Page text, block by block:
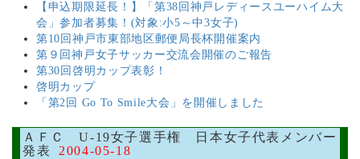
【申込期限延長！】「第38回神戸レディースユーハイム大
会」参加者募集！(対象:小5～中3女子)
第10回神戸市東部地区郵便局長杯開催案内
第９回神戸女子サッカー交流会開催のご報告
第30回啓明カップ表彰！
啓明カップ
「第2回 Go To Smile大会」を開催しました
ＡＦＣ U-19女子選手権 日本女子代表メンバー
発表
2004-05-18